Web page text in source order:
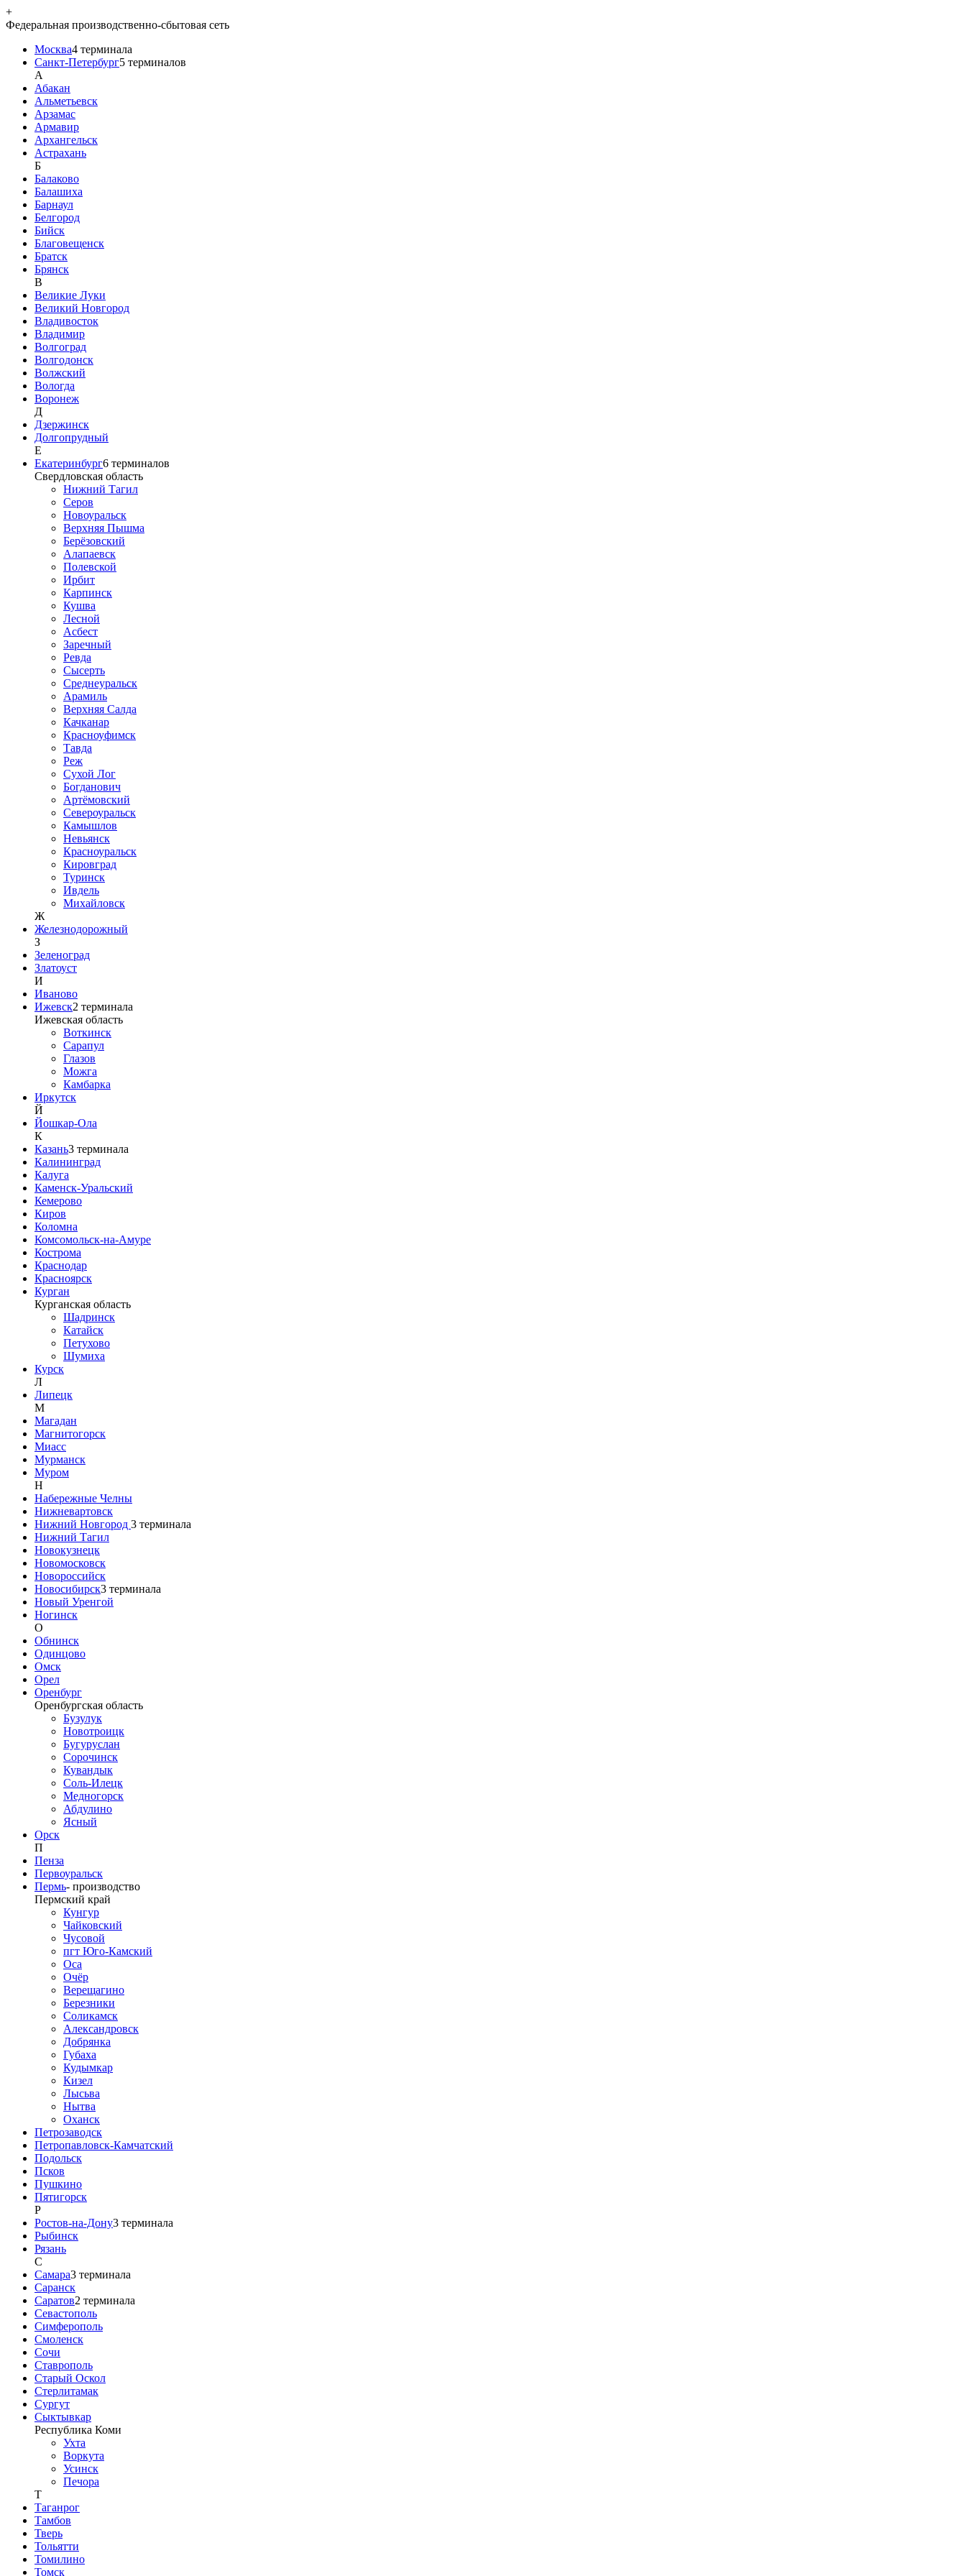
+
Федеральная производственно-сбытовая сеть
Москва4 терминала
Санкт-Петербург5 терминалов
A
Абакан
Альметьевск
Арзамас
Армавир
Архангельск
Астрахань
Б
Балаково
Балашиха
Барнаул
Белгород
Бийск
Благовещенск
Братск
Брянск
В
Великие Луки
Великий Новгород
Владивосток
Владимир
Волгоград
Волгодонск
Волжский
Вологда
Воронеж
Д
Дзержинск
Долгопрудный
Е
Екатеринбург6 терминалов
Свердловская область
Нижний Тагил
Серов
Новоуральск
Верхняя Пышма
Берёзовский
Алапаевск
Полевской
Ирбит
Карпинск
Кушва
Лесной
Асбест
Заречный
Ревда
Сысерть
Среднеуральск
Арамиль
Верхняя Салда
Качканар
Красноуфимск
Тавда
Реж
Сухой Лог
Богданович
Артёмовский
Североуральск
Камышлов
Невьянск
Красноуральск
Кировград
Туринск
Ивдель
Михайловск
Ж
Железнодорожный
З
Зеленоград
Златоуст
И
Иваново
Ижевск2 терминала
Ижевская область
Воткинск
Сарапул
Глазов
Можга
Камбарка
Иркутск
Й
Йошкар-Ола
К
Казань3 терминала
Калининград
Калуга
Каменск-Уральский
Кемерово
Киров
Коломна
Комсомольск-на-Амуре
Кострома
Краснодар
Красноярск
Курган
Курганская область
Шадринск
Катайск
Петухово
Шумиха
Курск
Л
Липецк
М
Магадан
Магнитогорск
Миасс
Мурманск
Муром
Н
Набережные Челны
Нижневартовск
Нижний Новгород 3 терминала
Нижний Тагил
Новокузнецк
Новомосковск
Новороссийск
Новосибирск3 терминала
Новый Уренгой
Ногинск
О
Обнинск
Одинцово
Омск
Орел
Оренбург
Оренбургская область
Бузулук
Новотроицк
Бугуруслан
Сорочинск
Кувандык
Соль-Илецк
Медногорск
Абдулино
Ясный
Орск
П
Пенза
Первоуральск
Пермь- производство
Пермский край
Кунгур
Чайковский
Чусовой
пгт Юго-Камский
Оса
Очёр
Верещагино
Березники
Соликамск
Александровск
Добрянка
Губаха
Кудымкар
Кизел
Лысьва
Нытва
Оханск
Петрозаводск
Петропавловск-Камчатский
Подольск
Псков
Пушкино
Пятигорск
Р
Ростов-на-Дону3 терминала
Рыбинск
Рязань
С
Самара3 терминала
Саранск
Саратов2 терминала
Севастополь
Симферополь
Смоленск
Сочи
Ставрополь
Старый Оскол
Стерлитамак
Сургут
Сыктывкар
Республика Коми
Ухта
Воркута
Усинск
Печора
Т
Таганрог
Тамбов
Тверь
Тольятти
Томилино
Томск